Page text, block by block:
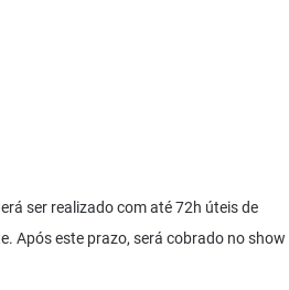
ser realizado com até 72h úteis de
Após este prazo, será cobrado no show